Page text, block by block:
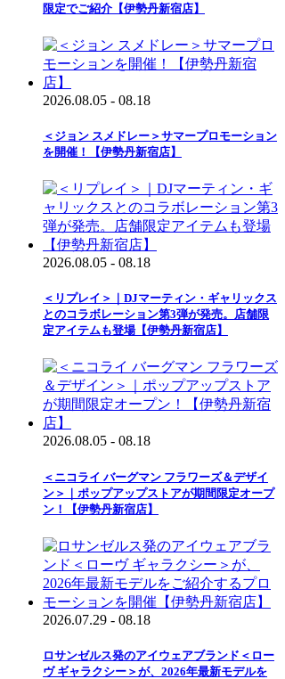
限定でご紹介【伊勢丹新宿店】
2026.08.05 - 08.18
＜ジョン スメドレー＞サマープロモーション
を開催！【伊勢丹新宿店】
2026.08.05 - 08.18
＜リプレイ＞｜DJマーティン・ギャリックス
とのコラボレーション第3弾が発売。店舗限
定アイテムも登場【伊勢丹新宿店】
2026.08.05 - 08.18
＜ニコライ バーグマン フラワーズ＆デザイ
ン＞｜ポップアップストアが期間限定オープ
ン！【伊勢丹新宿店】
2026.07.29 - 08.18
ロサンゼルス発のアイウェアブランド＜ロー
ヴ ギャラクシー＞が、2026年最新モデルを